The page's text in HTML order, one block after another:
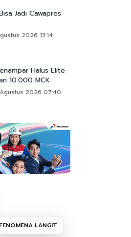
Jadi Cawapres
2026 13:14
Halus Elite
10.000 MCK
2026 07:40
FENOMENA LANGIT